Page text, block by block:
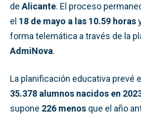
de Alicante. El proceso
el 18 de mayo a las 10.59 horas
forma telemática a través de la
AdmiNova.
La planificación educativa prevé
35.378 alumnos nacidos en
supone 226 menos que el año